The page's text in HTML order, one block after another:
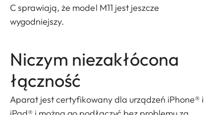
C sprawiają, że model M11 jest jeszcze
wygodniejszy.
Niczym niezakłócona
łączność
Aparat jest certyfikowany dla urządzeń iPhone® i